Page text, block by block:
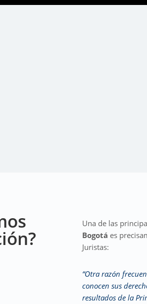
Una de las
Bogotá es
Juristas:
“Otra razón
conocen sus
resultados de la